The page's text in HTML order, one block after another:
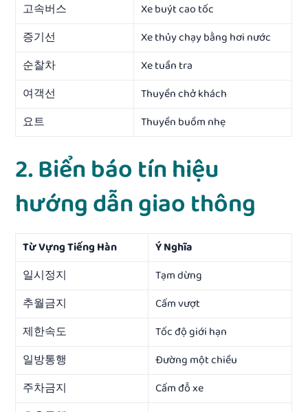
고속버스
Xe buýt cao tốc
증기선
Xe thủy chạy bằng hơi nước
순찰차
Xe tuần tra
여객선
Thuyền chở khách
요트
Thuyền buồm nhẹ
2. Biển báo tín hiệu
hướng dẫn giao thông
Từ Vựng Tiếng Hàn
Ý Nghĩa
일시정지
Tạm dừng
추월금지
Cấm vượt
제한속도
Tốc độ giới hạn
일방통행
Đường một chiều
주차금지
Cấm đỗ xe